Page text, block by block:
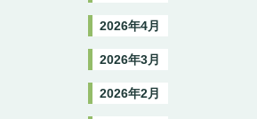
2026年4月
2026年3月
2026年2月